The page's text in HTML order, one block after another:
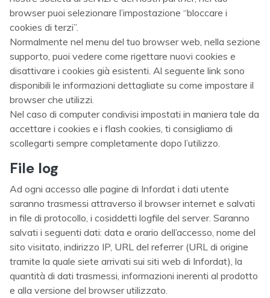
browser puoi selezionare l’impostazione “bloccare i
cookies di terzi”.
Normalmente nel menu del tuo browser web, nella sezione
supporto, puoi vedere come rigettare nuovi cookies e
disattivare i cookies già esistenti. Al seguente link sono
disponibili le informazioni dettagliate su come impostare il
browser che utilizzi.
Nel caso di computer condivisi impostati in maniera tale da
accettare i cookies e i flash cookies, ti consigliamo di
scollegarti sempre completamente dopo l’utilizzo.
File log
Ad ogni accesso alle pagine di Infordat i dati utente
saranno trasmessi attraverso il browser internet e salvati
in file di protocollo, i cosiddetti logfile del server. Saranno
salvati i seguenti dati: data e orario dell’accesso, nome del
sito visitato, indirizzo IP, URL del referrer (URL di origine
tramite la quale siete arrivati sui siti web di Infordat), la
quantità di dati trasmessi, informazioni inerenti al prodotto
e alla versione del browser utilizzato.